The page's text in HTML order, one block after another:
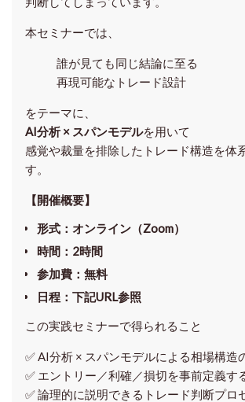
本セミナーでは、
誰が見ても同じ結論に至る
再現可能なトレード設計
をテーマに、
AI分析 × スパンモデルを用いて
感覚や裁量を排除したトレード構造を体
す。
【開催概要】
形式：オンライン（Zoom）
時間：2時間
参加費：無料
日程：下記URL参照
この実践セミナーで得られること
✅ AI分析 × スパンモデルによる相場構造
✅ エントリー／利確／損切を事前定義す
✅ 論理的に説明できるトレード判断プロ